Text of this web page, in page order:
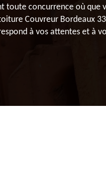
toute concurrence où que
Couvreur Bordeaux
à vos attentes et à